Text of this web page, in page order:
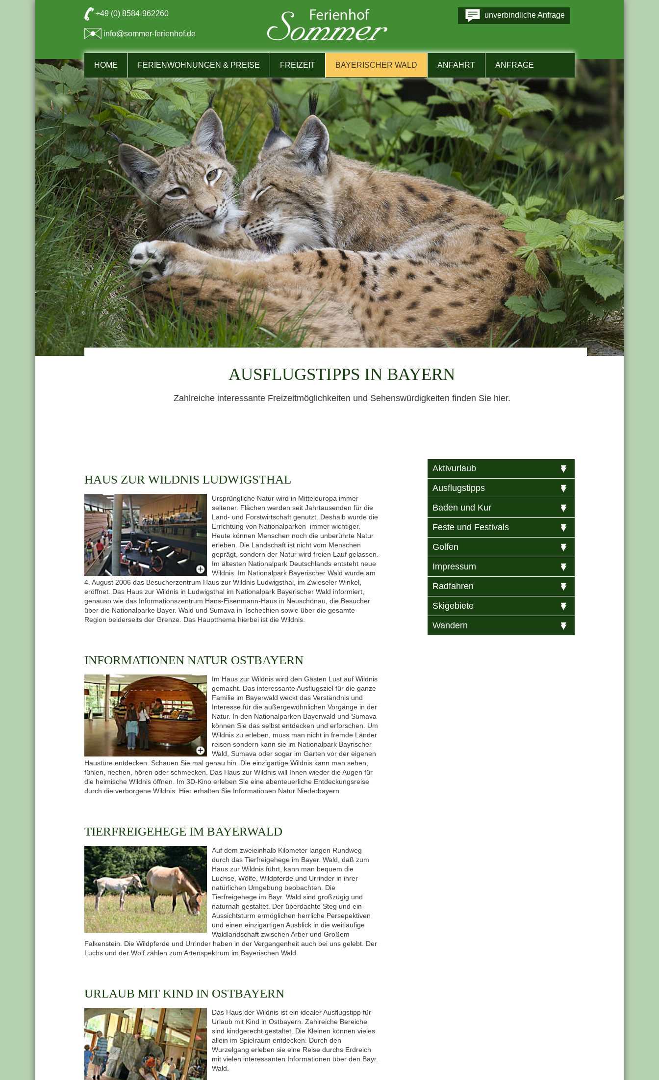
+49 (0) 8584-962260
info@sommer-ferienhof.de
unverbindliche Anfrage
HOME FERIENWOHNUNGEN & PREISE FREIZEIT BAYERISCHER WALD ANFAHRT ANFRAGE
AUSFLUGSTIPPS IN BAYERN
Zahlreiche interessante Freizeitmöglichkeiten und Sehenswürdigkeiten finden Sie hier.
HAUS ZUR WILDNIS LUDWIGSTHAL
Ursprüngliche Natur wird in Mitteleuropa immer
seltener. Flächen werden seit Jahrtausenden für die
Land- und Forstwirtschaft genutzt. Deshalb wurde die
Errichtung von Nationalparken immer wichtiger.
Heute können Menschen noch die unberührte Natur
erleben. Die Landschaft ist nicht vom Menschen
geprägt, sondern der Natur wird freien Lauf gelassen.
Im ältesten Nationalpark Deutschlands entsteht neue
Wildnis. Im Nationalpark Bayerischer Wald wurde am
4. August 2006 das Besucherzentrum Haus zur Wildnis Ludwigsthal, im Zwieseler Winkel,
eröffnet. Das Haus zur Wildnis in Ludwigsthal im Nationalpark Bayerischer Wald informiert,
genauso wie das Informationszentrum Hans-Eisenmann-Haus in Neuschönau, die Besucher
über die Nationalparke Bayer. Wald und Sumava in Tschechien sowie über die gesamte
Region beiderseits der Grenze. Das Hauptthema hierbei ist die Wildnis.
INFORMATIONEN NATUR OSTBAYERN
Im Haus zur Wildnis wird den Gästen Lust auf Wildnis
gemacht. Das interessante Ausflugsziel für die ganze
Familie im Bayerwald weckt das Verständnis und
Interesse für die außergewöhnlichen Vorgänge in der
Natur. In den Nationalparken Bayerwald und Sumava
können Sie das selbst entdecken und erforschen. Um
Wildnis zu erleben, muss man nicht in fremde Länder
reisen sondern kann sie im Nationalpark Bayrischer
Wald, Sumava oder sogar im Garten vor der eigenen
Haustüre entdecken. Schauen Sie mal genau hin. Die einzigartige Wildnis kann man sehen,
fühlen, riechen, hören oder schmecken. Das Haus zur Wildnis will Ihnen wieder die Augen für
die heimische Wildnis öffnen. Im 3D-Kino erleben Sie eine abenteuerliche Entdeckungsreise
durch die verborgene Wildnis. Hier erhalten Sie Informationen Natur Niederbayern.
TIERFREIGEHEGE IM BAYERWALD
Auf dem zweieinhalb Kilometer langen Rundweg
durch das Tierfreigehege im Bayer. Wald, daß zum
Haus zur Wildnis führt, kann man bequem die
Luchse, Wölfe, Wildpferde und Urrinder in ihrer
natürlichen Umgebung beobachten. Die
Tierfreigehege im Bayr. Wald sind großzügig und
naturnah gestaltet. Der überdachte Steg und ein
Aussichtsturm ermöglichen herrliche Persepektiven
und einen einzigartigen Ausblick in die weitläufige
Waldlandschaft zwischen Arber und Großem
Falkenstein. Die Wildpferde und Urrinder haben in der Vergangenheit auch bei uns gelebt. Der
Luchs und der Wolf zählen zum Artenspektrum im Bayerischen Wald.
URLAUB MIT KIND IN OSTBAYERN
Das Haus der Wildnis ist ein idealer Ausflugstipp für
Urlaub mit Kind in Ostbayern. Zahlreiche Bereiche
sind kindgerecht gestaltet. Die Kleinen können vieles
allein im Spielraum entdecken. Durch den
Wurzelgang erleben sie eine Reise durchs Erdreich
mit vielen interessanten Informationen über den Bayr.
Wald.
Aktivurlaub
Ausflugstipps
Baden und Kur
Feste und Festivals
Golfen
Impressum
Radfahren
Skigebiete
Wandern